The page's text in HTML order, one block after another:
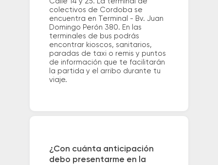
colectivos de Cordoba se
encuentra en Terminal - Bv. Juan
Domingo Perón 380. En las
terminales de bus podrás
encontrar kioscos, sanitarios,
paradas de taxi o remis y puntos
de información que te facilitarán
la partida y el arribo durante tu
viaje.
¿Con cuánta anticipación
debo presentarme en la